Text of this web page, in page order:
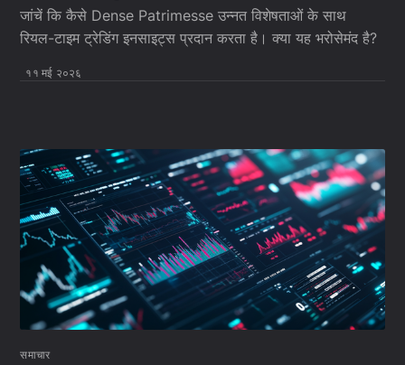
जांचें कि कैसे Dense Patrimesse उन्नत विशेषताओं के साथ
रियल-टाइम ट्रेडिंग इनसाइट्स प्रदान करता है। क्या यह भरोसेमंद है?
११ मई २०२६
समाचार